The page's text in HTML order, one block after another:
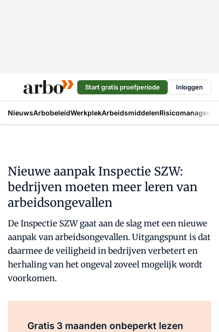
Start gratis proefperiode Inloggen
NieuwsArbobeleidWerkplekArbeidsmiddelen
Nieuwe aanpak Inspectie SZW:
bedrijven moeten meer leren van
arbeidsongevallen
De Inspectie SZW gaat aan de slag met een nieuwe
aanpak van arbeidsongevallen. Uitgangspunt is dat
daarmee de veiligheid in bedrijven verbetert en
herhaling van het ongeval zoveel mogelijk wordt
voorkomen.
Gratis 3 maanden onbeperkt lezen